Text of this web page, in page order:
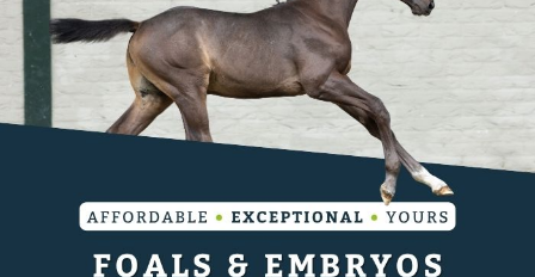
De organisatie onder leiding van Abdel Said en Tim
van Hal staat bovendien garant voor uitstekende
faciliteiten, een professionele omkadering en een
kwalitatieve wedstrijdomgeving. Zo kunnen
deelnemers gebruikmaken van een flatwork- en
losspringpiste, en een longeerpiste. Daarmee
belooft de halte in Zandhoven opnieuw een
fokkers, eigenaars, ruiters en liefhebbers van de